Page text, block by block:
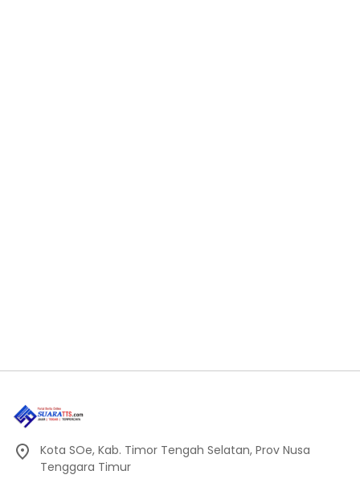
Kota SOe, Kab. Timor Tengah Selatan, Prov Nusa
Tenggara Timur